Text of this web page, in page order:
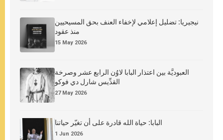
نيجيريا: تضليل إعلامي لإخفاء العنف بحق المسيحيين
منذ عقود
15 May 2026
العبوديَّة بين اعتذار البابا لاوُن الرابع عشر وصرخة
القدِّيس شارل دي فوكو
27 May 2026
البابا: حياة الله قادرة على أن تغيّر حياتنا
1 Jun 2026